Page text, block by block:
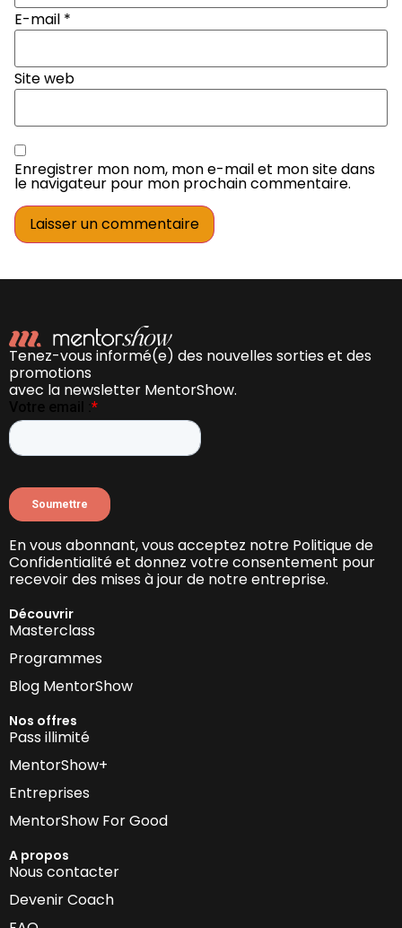
E-mail *
Site web
Enregistrer mon nom, mon e-mail et mon site dans
le navigateur pour mon prochain commentaire.
Tenez-vous informé(e) des nouvelles sorties et des
promotions
avec la newsletter MentorShow.
En vous abonnant, vous acceptez notre Politique de
Confidentialité et donnez votre consentement pour
recevoir des mises à jour de notre entreprise.
Découvrir
Masterclass
Programmes
Blog MentorShow
Nos offres
Pass illimité
MentorShow+
Entreprises
MentorShow For Good
A propos
Nous contacter
Devenir Coach